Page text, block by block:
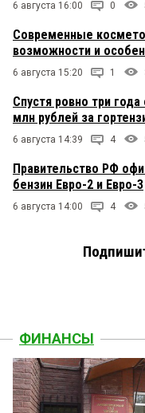
6 августа 16:00 0
Современные
возможности и
6 августа 15:20 1
Спустя ровно три
млн рублей за
6 августа 14:39 4
Правительство РФ
бензин Евро-2 и Евро-3
6 августа 14:00 4
ФИНАНСЫ